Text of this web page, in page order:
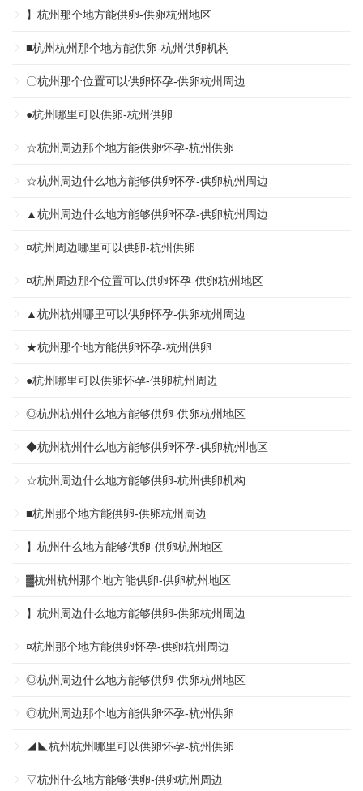
】杭州那个地方能供卵-供卵杭州地区
■杭州杭州那个地方能供卵-杭州供卵机构
〇杭州那个位置可以供卵怀孕-供卵杭州周边
●杭州哪里可以供卵-杭州供卵
☆杭州周边那个地方能供卵怀孕-杭州供卵
☆杭州周边什么地方能够供卵怀孕-供卵杭州周边
▲杭州周边什么地方能够供卵怀孕-供卵杭州周边
¤杭州周边哪里可以供卵-杭州供卵
¤杭州周边那个位置可以供卵怀孕-供卵杭州地区
▲杭州杭州哪里可以供卵怀孕-供卵杭州周边
★杭州那个地方能供卵怀孕-杭州供卵
●杭州哪里可以供卵怀孕-供卵杭州周边
◎杭州杭州什么地方能够供卵-供卵杭州地区
◆杭州杭州什么地方能够供卵怀孕-供卵杭州地区
☆杭州周边什么地方能够供卵-杭州供卵机构
■杭州那个地方能供卵-供卵杭州周边
】杭州什么地方能够供卵-供卵杭州地区
▓杭州杭州那个地方能供卵-供卵杭州地区
】杭州周边什么地方能够供卵-供卵杭州周边
¤杭州那个地方能供卵怀孕-供卵杭州周边
◎杭州周边什么地方能够供卵-供卵杭州地区
◎杭州周边那个地方能供卵怀孕-杭州供卵
◢◣杭州杭州哪里可以供卵怀孕-杭州供卵
▽杭州什么地方能够供卵-供卵杭州周边